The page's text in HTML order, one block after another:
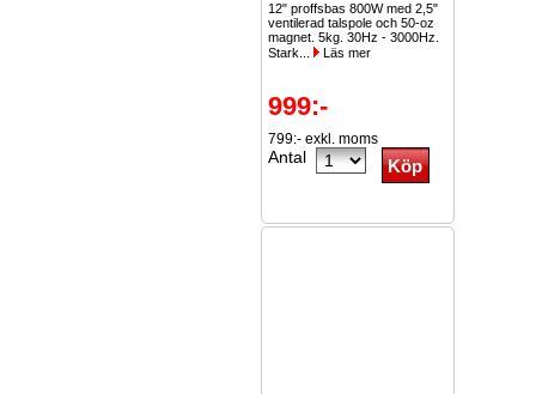
12" proffsbas 800W med 2,5"
ventilerad talspole och 50-oz
magnet. 5kg. 30Hz - 3000Hz.
Stark...
Läs mer
999:-
799:- exkl. moms
Antal